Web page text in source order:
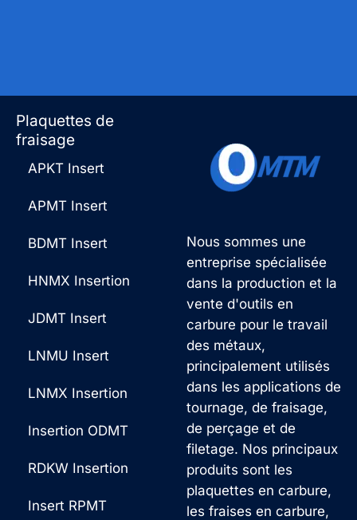
Nous sommes une
entreprise spécialisée
dans la production et la
vente d'outils en
carbure pour le travail
des métaux,
principalement utilisés
dans les applications de
tournage, de fraisage,
de perçage et de
filetage. Nos principaux
produits sont les
plaquettes en carbure,
les fraises en carbure,
Plaquettes de
fraisage
APKT Insert
APMT Insert
BDMT Insert
HNMX Insertion
JDMT Insert
LNMU Insert
LNMX Insertion
Insertion ODMT
RDKW Insertion
Insert RPMT